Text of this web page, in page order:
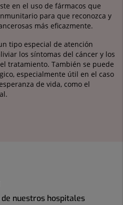
en el uso de fármacos que
para que reconozca y
más eficazmente.
tipo especial de atención
los síntomas del cáncer y los
tratamiento. También se puede
especialmente útil en el caso
de vida, como el
nuestros hospitales